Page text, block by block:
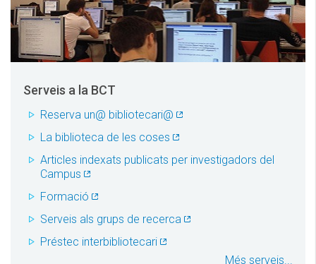
Serveis a la BCT
Reserva un@ bibliotecari@
La biblioteca de les coses
Articles indexats publicats per investigadors del
Campus
Formació
Serveis als grups de recerca
Préstec interbibliotecari
Més serveis...